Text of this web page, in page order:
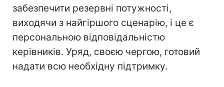
забезпечити резервні потужності,
виходячи з найгіршого сценарію, і це є
персональною відповідальністю
керівників. Уряд, своєю чергою, готовий
надати всю необхідну підтримку.